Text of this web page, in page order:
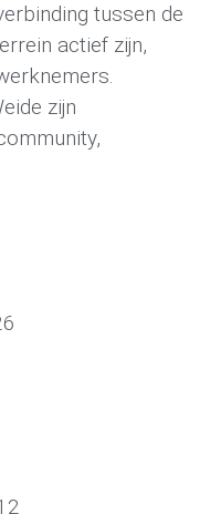
tussen de
actief zijn,
zijn